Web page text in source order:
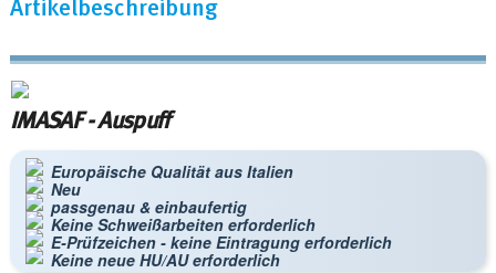
Artikelbeschreibung
IMASAF - Auspuff
Europäische Qualität aus Italien
Neu
passgenau & einbaufertig
Keine Schweißarbeiten erforderlich
E-Prüfzeichen - keine Eintragung erforderlich
Keine neue HU/AU erforderlich